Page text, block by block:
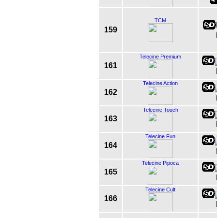
159
TCM
161
Telecine Premium
162
Telecine Action
163
Telecine Touch
164
Telecine Fun
165
Telecine Pipoca
166
Telecine Cult